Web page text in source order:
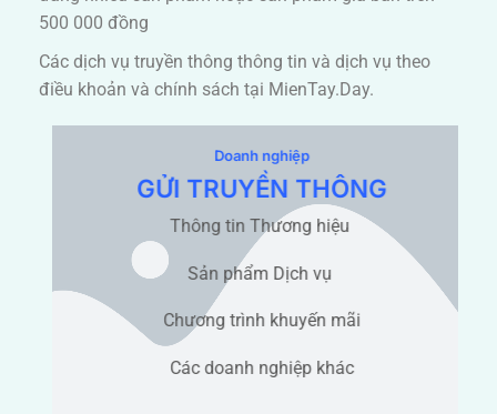
500 000 đồng
Các dịch vụ truyền thông thông tin và dịch vụ theo
điều khoản và chính sách tại MienTay.Day.
Doanh nghiệp
GỬI TRUYỀN THÔNG
Thông tin Thương hiệu
Sản phẩm Dịch vụ
Chương trình khuyến mãi
Các doanh nghiệp khác